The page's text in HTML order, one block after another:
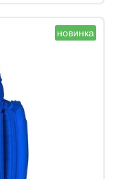
новинка